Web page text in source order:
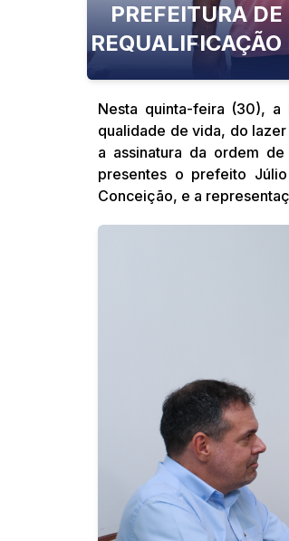
PREFEITURA
Nesta quinta-feira (30), a
qualidade de vida, do
a assinatura da ordem
presentes o prefeito
Conceição, e a